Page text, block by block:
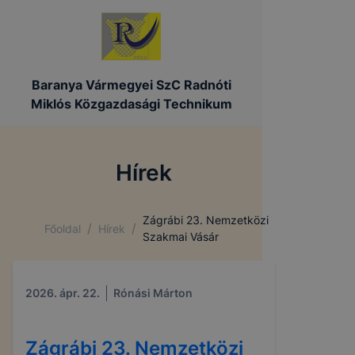
Baranya Vármegyei SzC Radnóti
Miklós Közgazdasági Technikum
Hírek
Főoldal / Hírek /
Zágrábi 23. Nemzetközi
Szakmai Vásár
2026. ápr. 22. Rónási Márton
Zágrábi 23. Nemzetközi
COOKIE-K KEZELÉSE
tartozó domain(ek) alatt működő honlapon cookie-
Mi az a cookie?